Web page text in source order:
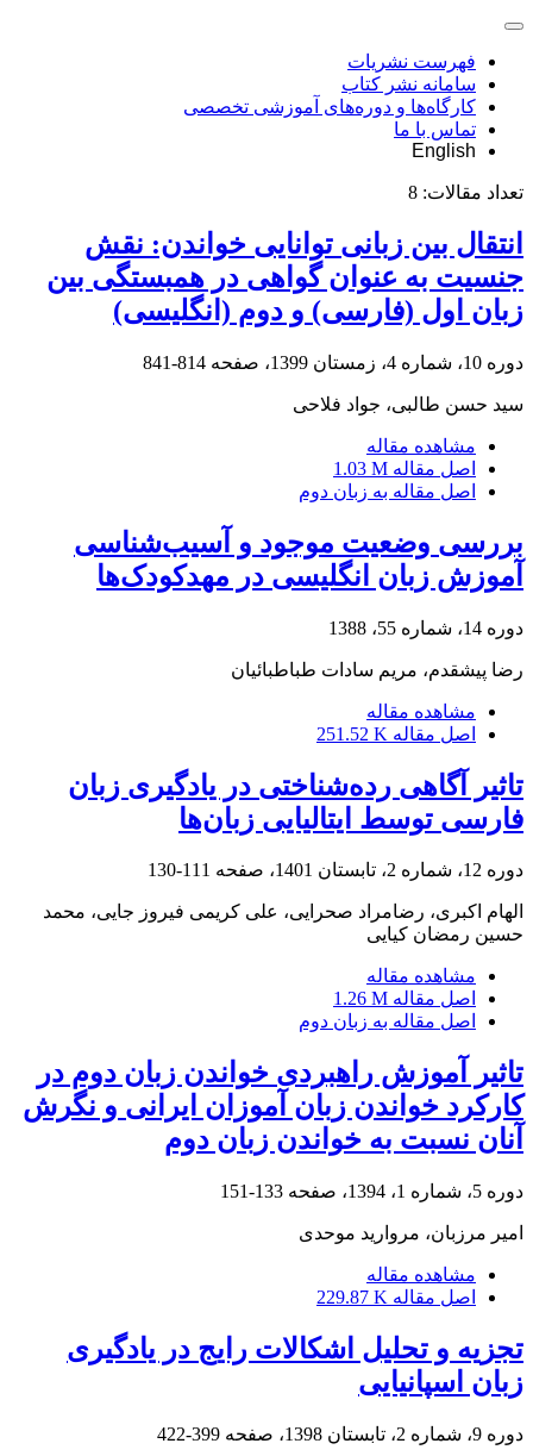
فهرست نشریات
سامانه نشر کتاب
کارگاه‌ها و دوره‌های آموزشی تخصصی
تماس با ما
English
تعداد مقالات: 8
انتقال بین زبانی توانایی خواندن: نقش
جنسیت به عنوان گواهی در همبستگی بین
زبان اول (فارسی) و دوم (انگلیسی)
دوره 10، شماره 4، زمستان 1399، صفحه 814-841
سید حسن طالبی، جواد فلاحی
مشاهده مقاله
اصل مقاله 1.03 M
اصل مقاله به زبان دوم
بررسی وضعیت موجود و آسیب‌شناسی
آموزش زبان انگلیسی در مهد‌کودک‌ها
دوره 14، شماره 55، 1388
رضا پیشقدم، مریم سادات طباطبائیان
مشاهده مقاله
اصل مقاله 251.52 K
تاثیر آگاهی رده‌شناختی در یادگیری زبان
فارسی توسط ایتالیایی زبان‌ها
دوره 12، شماره 2، تابستان 1401، صفحه 111-130
الهام اکبری، رضامراد صحرایی، علی کریمی فیروز جایی، محمد
حسین رمضان کیایی
مشاهده مقاله
اصل مقاله 1.26 M
اصل مقاله به زبان دوم
تاثیر آموزش راهبردی خواندن زبان دوم در
کارکرد خواندن زبان آموزان ایرانی و نگرش
آنان نسبت به خواندن زبان دوم
دوره 5، شماره 1، 1394، صفحه 133-151
امیر مرزبان، مروارید موحدی
مشاهده مقاله
اصل مقاله 229.87 K
تجزیه و تحلیل اشکالات رایج در یادگیری
زبان اسپانیایی
دوره 9، شماره 2، تابستان 1398، صفحه 399-422